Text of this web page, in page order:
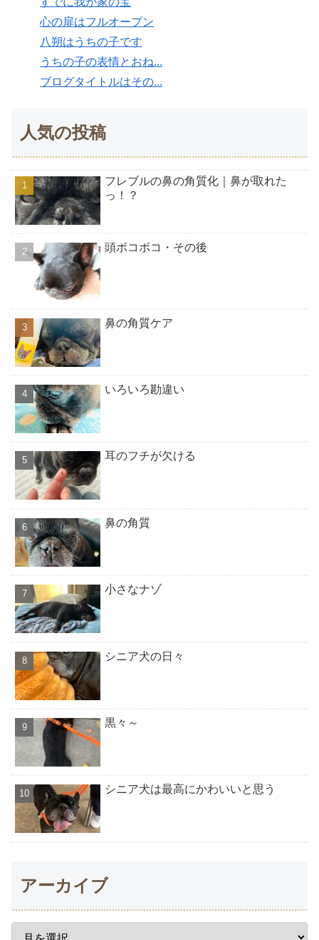
心の扉はフルオープン
八朔はうちの子です
うちの子の表情とおね...
ブログタイトルはその...
人気の投稿
フレブルの鼻の角質化｜鼻が取れた
っ！？
頭ボコボコ・その後
鼻の角質ケア
いろいろ勘違い
耳のフチが欠ける
鼻の角質
小さなナゾ
シニア犬の日々
黒々～
シニア犬は最高にかわいいと思う
アーカイブ